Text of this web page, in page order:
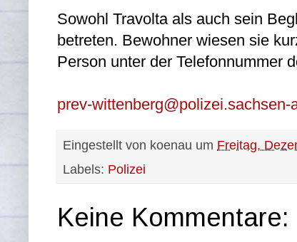
Sowohl Travolta als auch sein
betreten. Bewohner wiesen sie
Person unter der Telefonnummer
prev-wittenberg@polizei.sachsen-
Eingestellt von koenau um Freitag,
Labels: Polizei
Keine Kommentare: